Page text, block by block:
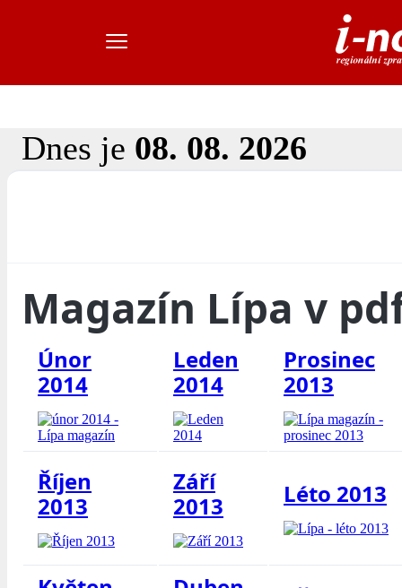
Dnes je 08. 08. 2026
Magazín Lípa v
Únor
2014
Leden
2014
Prosinec
2013
Říjen
2013
Září
2013
Léto 2013